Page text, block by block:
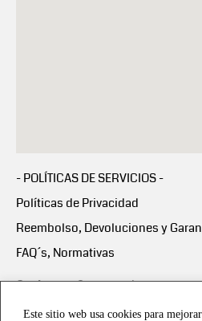
Este sitio web usa cookies para
- POLÍTICAS DE SERVICIOS -
Políticas de Privacidad
Reembolso, Devoluciones y
FAQ´s, Normativas
Scalapay:Compra ahora y